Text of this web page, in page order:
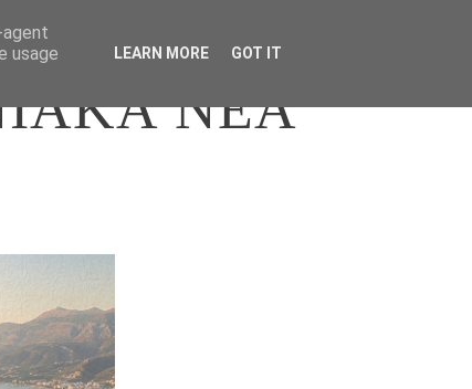
ΝΕΑ
usage
LEARN MORE GOT IT